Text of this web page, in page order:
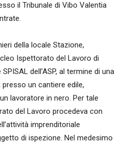
il Tribunale di Vibo Valentia
della locale Stazione,
Ispettorato del Lavoro di
dell’ASP, al termine di una
un cantiere edile,
lavoratore in nero. Per tale
del Lavoro procedeva con
imprenditoriale
di ispezione. Nel medesimo